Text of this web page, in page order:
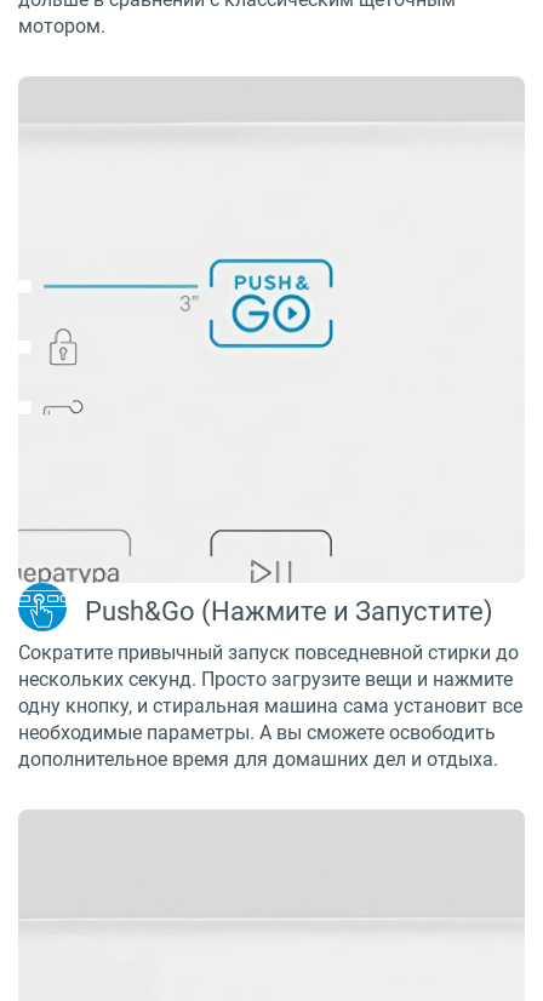
мотором.
Push&Go (Нажмите и Запустите)
Сократите привычный запуск повседневной стирки до
нескольких секунд. Просто загрузите вещи и нажмите
одну кнопку, и стиральная машина сама установит все
необходимые параметры. А вы сможете освободить
дополнительное время для домашних дел и отдыха.